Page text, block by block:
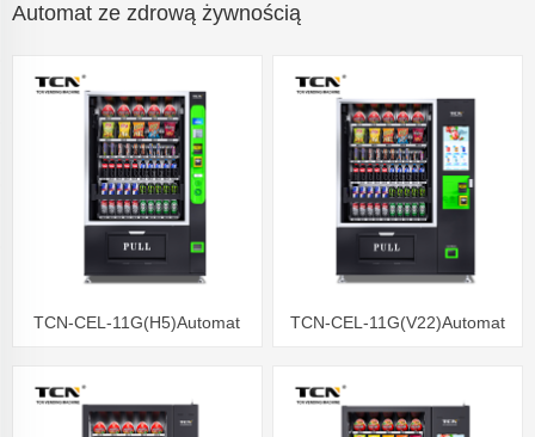
Automat ze zdrową żywnością
TCN-CEL-11G(H5)Automat
TCN-CEL-11G(V22)Automat